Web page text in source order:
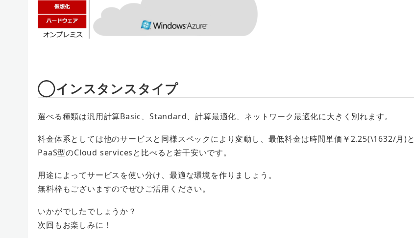
◯インスタンスタイプ
選べる種類は汎用計算Basic、Standard、計算最適化、ネットワーク最適化に大きく別れます。
料金体系としては他のサービスと同様スペックにより変動し、最低料金は時間単価￥2.25(\1632/月)と
PaaS型のCloud servicesと比べると若干安いです。
用途によってサービスを使い分け、最適な環境を作りましょう。
無料枠もございますのでぜひご活用ください。
いかがでしたでしょうか？
次回もお楽しみに！